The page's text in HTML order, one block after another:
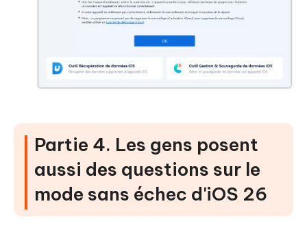
Partie 4. Les gens posent
aussi des questions sur le
mode sans échec d'iOS 26